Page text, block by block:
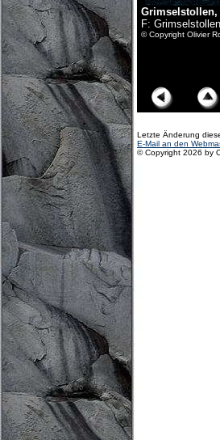
Grimselstollen,
F:
© Copyright Olivier
Letzte Änderung
E-Mail an den
© Copyright 2026 by